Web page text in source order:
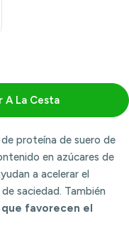
B+ Enzimatico
Para Molkesol B+
A La Cesta
proteína de suero de
en azúcares de
a acelerar el
saciedad. También
favorecen el